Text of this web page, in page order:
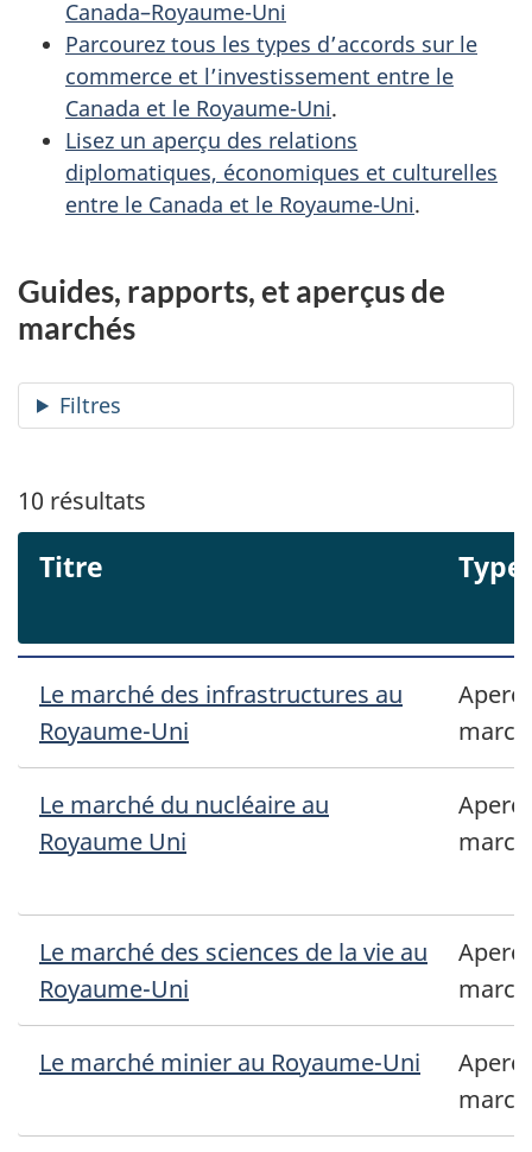
Canada–Royaume-Uni
Parcourez tous les types d’accords sur le
commerce et l’investissement entre le
Canada et le Royaume-Uni.
Lisez un aperçu des relations
diplomatiques, économiques et culturelles
entre le Canada et le Royaume-Uni.
Guides, rapports, et aperçus de
marchés
Filtres
10 résultats
Titre Type
Le marché des infrastructures au
Royaume-Uni
Le marché du nucléaire au
Royaume Uni
Le marché des sciences de la vie au
Royaume-Uni
Le marché minier au Royaume-Uni